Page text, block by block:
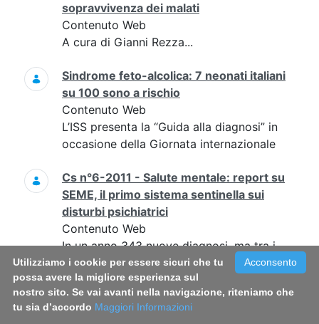
sopravvivenza dei malati
Contenuto Web
A cura di Gianni Rezza...
Sindrome feto-alcolica: 7 neonati italiani
su 100 sono a rischio
Contenuto Web
L’ISS presenta la “Guida alla diagnosi” in
occasione della Giornata internazionale
Cs n°6-2011 - Salute mentale: report su
SEME, il primo sistema sentinella sui
disturbi psichiatrici
Contenuto Web
In un anno 343 nuove diagnosi, ma tra i
primi sintomi e l’accesso ai servizi un
ritardo di almeno 4 anni per la metà dei
pazienti
Acconsento
Utilizziamo i cookie per essere sicuri che tu
possa avere la migliore esperienza sul
nostro sito. Se vai avanti nella navigazione, riteniamo che
tu sia d’accordo Maggiori Informazioni